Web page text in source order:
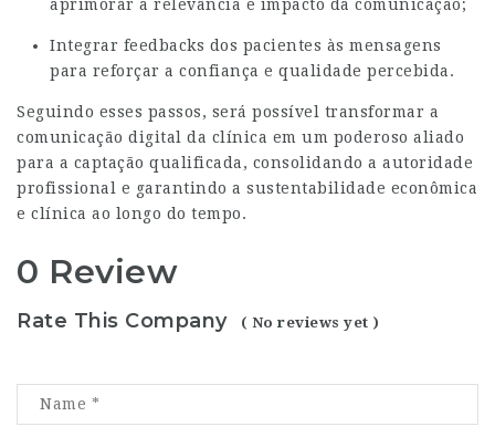
aprimorar a relevância e impacto da comunicação;
Integrar feedbacks dos pacientes às mensagens
para reforçar a confiança e qualidade percebida.
Seguindo esses passos, será possível transformar a
comunicação digital da clínica em um poderoso aliado
para a captação qualificada, consolidando a autoridade
profissional e garantindo a sustentabilidade econômica
e clínica ao longo do tempo.
0 Review
Rate This Company ( No reviews yet )